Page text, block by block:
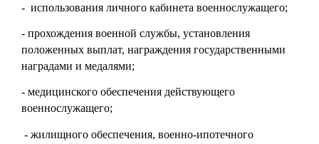
- использования личного кабинета военнослужащего;
- прохождения военной службы, установления
положенных выплат, награждения государственными
наградами и медалями;
- медицинского обеспечения действующего
военнослужащего;
- жилищного обеспечения, военно-ипотечного